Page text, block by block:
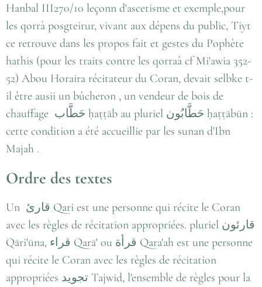
Hanbal III270/10 leçonn d'ascetisme et exemple,pour
les qorrà posgteirur, vivant aux dépens du public, Tiyt
ce retrouve dans les propos fait et gestes du Pophète
hathis (pour les traits contre les qorraà cf Mi'awia 352-
52) Abou Horaira récitateur du Coran, devait selbke t-
il être ausii un bûcheron , un vendeur de bois de
chauffage حَطَّاب ḥaṭṭāb au pluriel حَطَّابُون‎ ḥaṭṭābūn :
cette condition a été accueillie par les sunan d'Ibn
Majah .
Ordre des textes
Un قارئ Qari est une personne qui récite le Coran
avec les règles de récitation appropriées. pluriel قارئون
Qāri'ūna, قراء Qarā' ou قرأة Qara'ah est une personne
qui récite le Coran avec les règles de récitation
appropriées تجويد Tajwid, l'ensemble de règles pour la